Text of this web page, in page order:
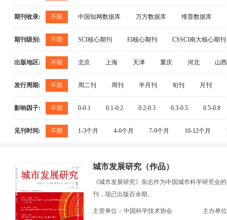
基础科学 基础科学综合 地质学
生物学
自然地理学和测绘学
自然科学理论与方法
安全科学与灾害防治
农业科技 农业综合 农业基础科学
农业
蚕蜂与野生动物保护
外国语言文字
中国语言文字 哲学
逻辑学
美术书法雕塑与摄影
戏剧电影与电视艺术 中
社科综合 中国共产党 马克思主义
政治学
信息技术 电子信息科学综合
无线电电子学
图书情报与数字图书馆
档案及博物馆 新闻与
经济管理 经济与管理综合 农业经济
工
宏观经济管理与可持续发展
经济理论及经济思想史
机械
石油 计算机 公安 宗教 哲学
期刊收录: 不限 中国知网数据库 万方数据库 维普数据库
中国学术期刊综合评价数据库（CAJCED） 中国
俄罗斯文摘杂志（AJ of VINITI） 德国数学文摘（
美国剑桥科学文摘（自然科学）（CSA） 荷兰医
期刊级别: 不限 SCI核心期刊 EI核心期刊 CSSCI南大核心期刊
出版地区: 不限 北京 上海 天津 重庆 河北 山西
发行周期: 不限 周二刊 周刊 半月刊 旬刊 月刊
影响因子: 不限 0-0.1 0.1-0.2 0.2-0.3 0.3-0.5 0.5-0.8
见刊时间: 不限 1-3个月 4-6个月 7-9个月 10-12个月
城市发展研究（作品）
《城市发展研究》杂志作为中国城市科学研究会
刊，现已出版百余期。
主管单位： 中国科学技术协会
主办单